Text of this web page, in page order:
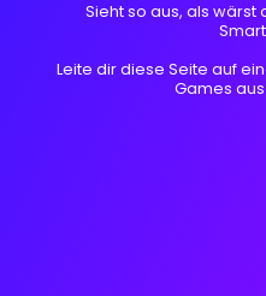
Sieht so aus, als
Leite dir diese Seite auf
Games